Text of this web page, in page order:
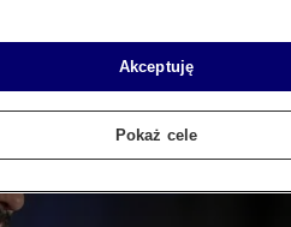
Akceptuję
Pokaż cele